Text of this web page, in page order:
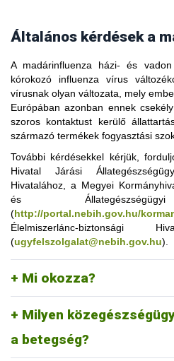
Általános kérdések a
A madárinfluenza házi- és
kórokozó influenza vírus
vírusnak olyan változata, mely
Európában azonban ennek
szoros kontaktust kerülő
származó termékek fogyasztási
További kérdésekkel kérjük,
Hivatal Járási
Hivatalához, a Megyei
és
(http://portal.nebih.gov.hu/
Élelmiszerlánc-biztonsági
(ugyfelszolgalat@nebih.gov.hu).
Mi okozza?
A madárinfluenza vírusa az
tartozik, azon belül is az A
vírustörzsek megbetegítő
csoportba (alacsony és magas
vírus, hasonlóan a többi
változékony, a felületén lévő
antigének) különböző módon
megbetegítő képessége a H5
tünetek sokfélesége, bizonyos
a betegség megállapításához
töredékeit kimutató
Milyen
a betegség?
A jelenlegi madárinfluenza
összefüggésbe hozható emberi
eddig nem fordult elő. A
fertőzésre gyanús madarakkal
kerülése, illetve a
Továbbá fokozottan figyelni kell
kézmosásra, kézfertőtlenítésre.